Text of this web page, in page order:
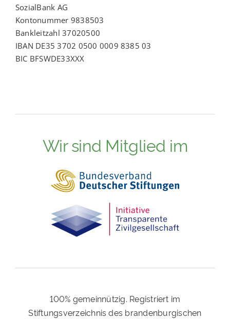
SozialBank AG
Kontonummer 9838503
Bankleitzahl 37020500
IBAN DE35 3702 0500 0009 8385 03
BIC BFSWDE33XXX
Wir sind Mitglied im
100% gemeinnützig. Registriert im
Stiftungsverzeichnis des brandenburgischen